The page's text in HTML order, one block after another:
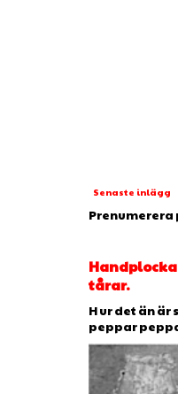
Senaste inlägg
Prenumerera
tårar.
H ur det än
peppar